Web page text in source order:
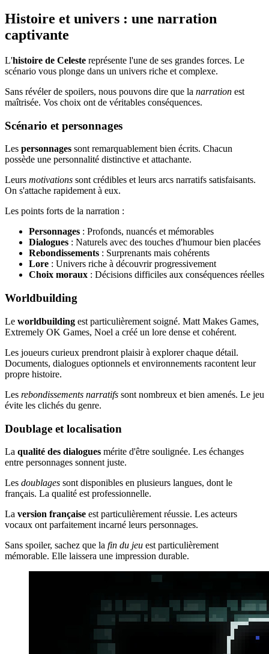
Histoire et univers : une narration
captivante
L'histoire de Celeste représente l'une de ses grandes forces. Le
scénario vous plonge dans un univers riche et complexe.
Sans révéler de spoilers, nous pouvons dire que la narration est
maîtrisée. Vos choix ont de véritables conséquences.
Scénario et personnages
Les personnages sont remarquablement bien écrits. Chacun
possède une personnalité distinctive et attachante.
Leurs motivations sont crédibles et leurs arcs narratifs satisfaisants.
On s'attache rapidement à eux.
Les points forts de la narration :
Personnages : Profonds, nuancés et mémorables
Dialogues : Naturels avec des touches d'humour bien placées
Rebondissements : Surprenants mais cohérents
Lore : Univers riche à découvrir progressivement
Choix moraux : Décisions difficiles aux conséquences réelles
Worldbuilding
Le worldbuilding est particulièrement soigné. Matt Makes Games,
Extremely OK Games, Noel a créé un lore dense et cohérent.
Les joueurs curieux prendront plaisir à explorer chaque détail.
Documents, dialogues optionnels et environnements racontent leur
propre histoire.
Les rebondissements narratifs sont nombreux et bien amenés. Le jeu
évite les clichés du genre.
Doublage et localisation
La qualité des dialogues mérite d'être soulignée. Les échanges
entre personnages sonnent juste.
Les doublages sont disponibles en plusieurs langues, dont le
français. La qualité est professionnelle.
La version française est particulièrement réussie. Les acteurs
vocaux ont parfaitement incarné leurs personnages.
Sans spoiler, sachez que la fin du jeu est particulièrement
mémorable. Elle laissera une impression durable.